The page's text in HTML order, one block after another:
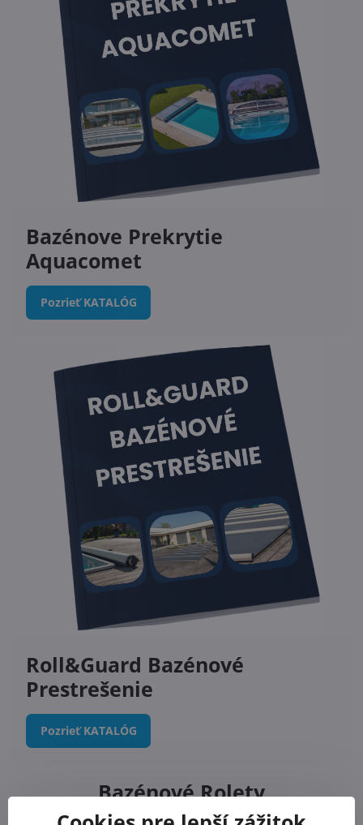
Bazénove Prekrytie
Aquacomet
Pozrieť KATALÓG
Roll&Guard Bazénové
Prestrešenie
Pozrieť KATALÓG
Bazénové Rolety